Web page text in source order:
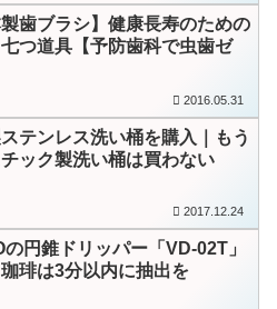
製歯ブラシ】健康長寿のための
つ道具【予防歯科で虫歯ゼ
2016.05.31
ステンレス洗い桶を購入｜もう
ック製洗い桶は買わない
2017.12.24
の円錐ドリッパー「VD-02T」
琲は3分以内に抽出を